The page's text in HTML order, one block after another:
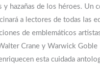
y hazañas de los héroes. Un
a lectores de todas las
de emblemáticos
Crane y Warwick Goble
esta cuidada